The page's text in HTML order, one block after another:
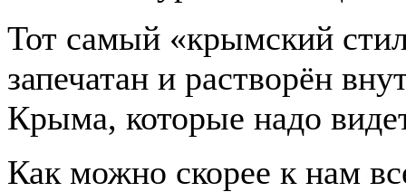
Тот самый «крымский
запечатан и растворён
Крыма, которые надо
Как можно скорее к нам